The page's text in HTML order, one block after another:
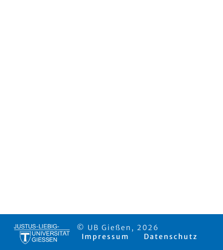
© UB Gießen, 2026
Impressum
Datenschutz